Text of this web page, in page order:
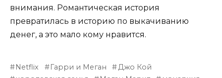
внимания. Романтическая история
превратилась в историю по выкачиванию
денег, а это мало кому нравится.
Netflix Гарри и Меган
Джо Кой